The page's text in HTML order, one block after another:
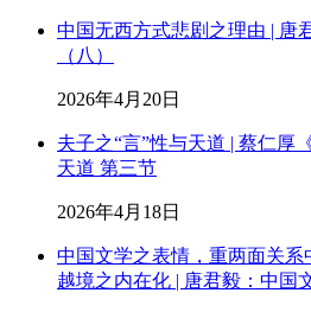
中国无西方式悲剧之理由 | 唐
（八）
2026年4月20日
夫子之“言”性与天道 | 蔡仁厚
天道 第三节
2026年4月18日
中国文学之表情，重两面关系
越境之内在化 | 唐君毅：中国